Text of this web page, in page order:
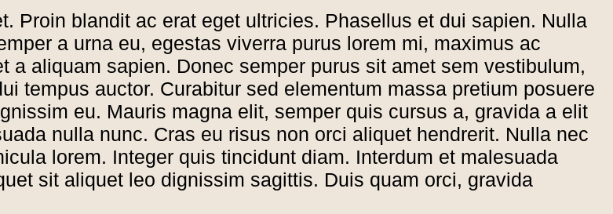
Proin blandit ac erat eget ultricies. Phasellus et dui sapien. Nulla
a urna eu, egestas viverra purus lorem mi, maximus ac
aliquam sapien. Donec semper purus sit amet sem vestibulum,
tempus auctor. Curabitur sed elementum massa pretium posuere
eu. Mauris magna elit, semper quis cursus a, gravida a elit
nulla nunc. Cras eu risus non orci aliquet hendrerit. Nulla nec
lorem. Integer quis tincidunt diam. Interdum et malesuada
sit aliquet leo dignissim sagittis. Duis quam orci, gravida